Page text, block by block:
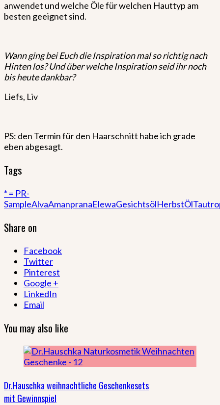
anwendet und welche Öle für welchen Hauttyp am
besten geeignet sind.
Wann ging bei Euch die Inspiration mal so richtig nach
Hinten los? Und über welche Inspiration seid ihr noch
bis heute dankbar?
Liefs, Liv
PS: den Termin für den Haarschnitt habe ich grade
eben abgesagt.
Tags
* = PR-
SampleAlvaAmanpranaElewaGesichtsölHerbstÖl
Share on
Facebook
Twitter
Pinterest
Google +
LinkedIn
Email
You may also like
Dr.Hauschka weihnachtliche Geschenkesets
mit Gewinnspiel